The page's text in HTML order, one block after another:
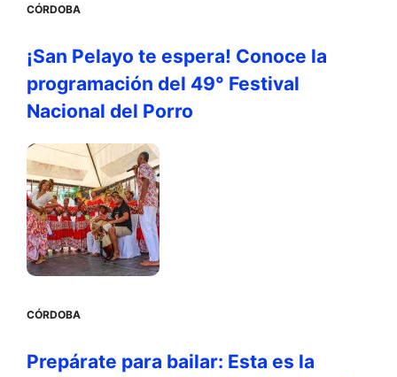
CÓRDOBA
¡San Pelayo te espera! Conoce la
programación del 49° Festival
Nacional del Porro
CÓRDOBA
Prepárate para bailar: Esta es la